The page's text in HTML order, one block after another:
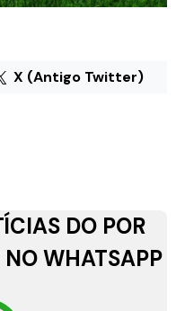
X (Antigo Twitter)
DO POR
WHATSAPP